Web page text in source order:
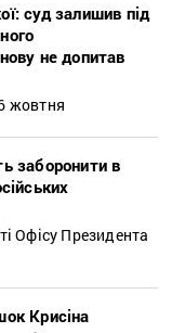
суд залишив під
не допитав
жовтня
заборонити в
Офісу Президента
Крисіна